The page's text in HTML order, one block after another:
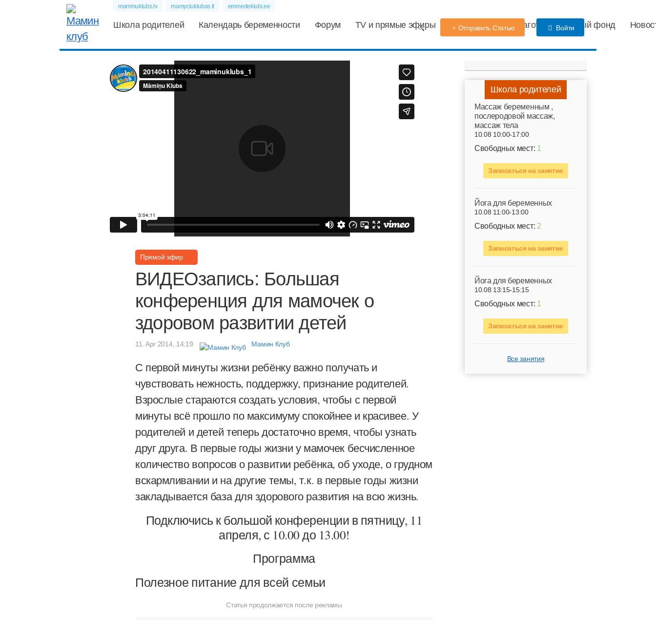
maminuklubs.lv mamyciuklubas.lt emmedeklubi.ee
Школа родителей Календарь беременности Форум TV и прямые эфиры Детский сад Благотворительный фонд
Отправить Статью Войти
Прямой эфир
ВИДЕОзапись: Большая
конференция для мамочек о
здоровом развитии детей
11. Apr 2014, 14:19 Мамин Клуб
С первой минуты жизни ребёнку важно получать и
чувствовать нежность, поддержку, признание родителей.
Взрослые стараются создать условия, чтобы с первой
минуты всё прошло по максимуму спокойнее и красивее. У
родителей и детей теперь достаточно время, чтобы узнать
друг друга. В первые годы жизни у мамочек бесчисленное
количество вопросов о развитии ребёнка, об уходе, о грудном
вскармливании и на другие темы, т.к. в первые годы жизни
закладывается база для здорового развития на всю жизнь.
Подключись к большой конференции в пятницу, 11
апреля, с 10.00 до 13.00!
Программа
Полезное питание для всей семьи
Статья продолжается после рекламы
Школа родителей
Mассаж беременным ,
послеродовой массаж,
массаж тела
10.08 10:00-17:00
Свободных мест: 1
Записаться на занятие
Йога для беременных
10.08 11:00-13:00
Свободных мест: 2
Записаться на занятие
Йога для беременных
10.08 13:15-15:15
Свободных мест: 1
Записаться на занятие
Все занятия